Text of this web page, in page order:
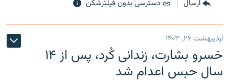
ارسال دسترسی بدون فیلترشکن
اردیبهشت ۲۶, ۱۴۰۳
خسرو بشارت، زندانی کُرد، پس از ۱۴
سال حبس اعدام شد